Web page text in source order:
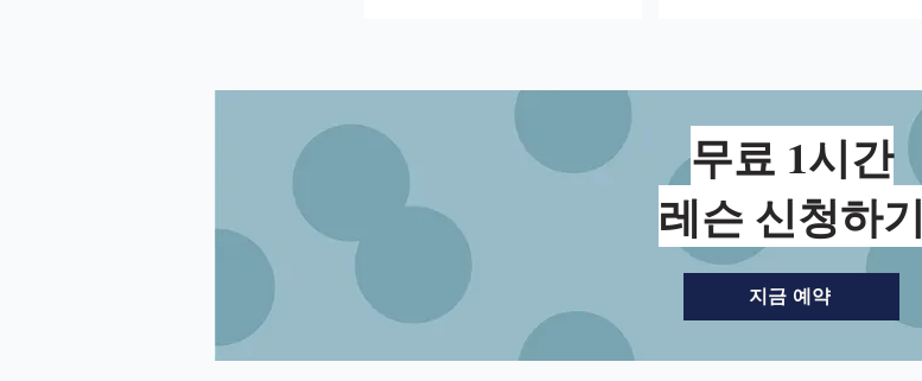
무료 1시간
레슨 신청하기
지금 예약